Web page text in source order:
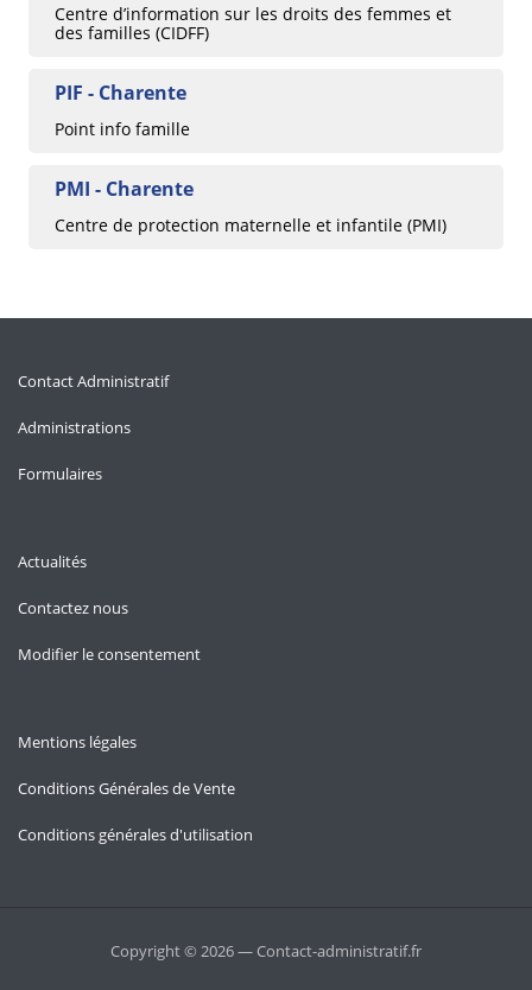
Centre d’information sur les droits des femmes et
des familles (CIDFF)
PIF - Charente
Point info famille
PMI - Charente
Centre de protection maternelle et infantile (PMI)
Contact Administratif
Administrations
Formulaires
Actualités
Contactez nous
Modifier le consentement
Mentions légales
Conditions Générales de Vente
Conditions générales d'utilisation
Copyright © 2026 — Contact-administratif.fr